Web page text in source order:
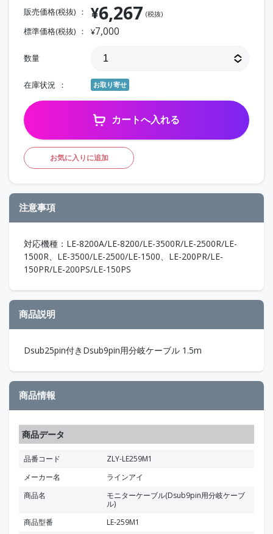
販売価格(税抜) ¥6,267 (税抜)
標準価格(税抜) ¥7,000
数量
在庫状況 お取り寄せ
カートへ入れる
お気に入りに追加
注意事項
対応機種：LE-8200A/LE-8200/LE-3500R/LE-2500R/LE-
1500R、LE-3500/LE-2500/LE-1500、LE-200PR/LE-
150PR/LE-200PS/LE-150PS
商品説明
Dsub25pin付きDsub9pin用分岐ケーブル 1.5m
商品情報
商品データ
品番コード
ZLY-LE259M1
メーカー名
ラインアイ
商品名
モニターケーブル(Dsub9pin用分岐ケーブ
ル)
商品型番
LE-259M1